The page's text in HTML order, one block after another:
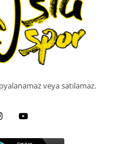
veya satılamaz.